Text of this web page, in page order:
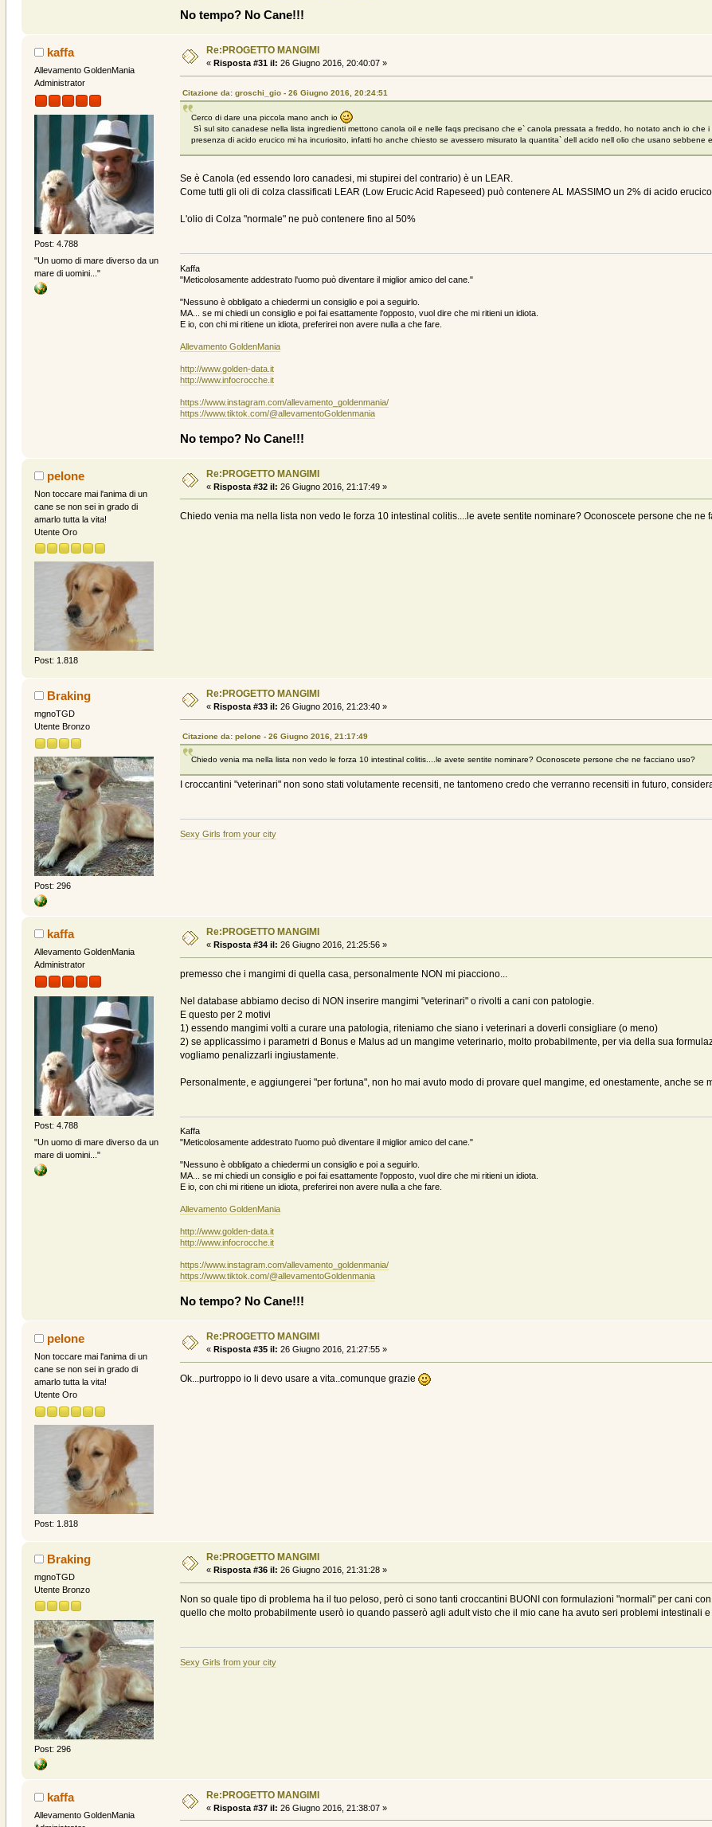
No tempo? No Cane!!!
kaffa
Allevamento GoldenMania
Administrator
Post: 4.788
"Un uomo di mare diverso da un
mare di uomini..."
Re:PROGETTO MANGIMI
« Risposta #31 il: 26 Giugno 2016, 20:40:07 »
Citazione da: groschi_gio - 26 Giugno 2016, 20:24:51
Cerco di dare una piccola mano anch io
Sì sul sito canadese nella lista ingredienti mettono canola oil e nelle faqs precisano che e` canola pressata a freddo, ho notato anch io che
presenza di acido erucico mi ha incuriosito, infatti ho anche chiesto se avessero misurato la quantita` dell acido nell olio che usano sebbene
Se è Canola (ed essendo loro canadesi, mi stupirei del contrario) è un LEAR.
Come tutti gli oli di colza classificati LEAR (Low Erucic Acid Rapeseed) può contenere AL MASSIMO un 2% di acido
L'olio di Colza "normale" ne può contenere fino al 50%
Kaffa
"Meticolosamente addestrato l'uomo può diventare il miglior amico del cane."
"Nessuno è obbligato a chiedermi un consiglio e poi a seguirlo.
MA... se mi chiedi un consiglio e poi fai esattamente l'opposto, vuol dire che mi ritieni un idiota.
E io, con chi mi ritiene un idiota, preferirei non avere nulla a che fare.
Allevamento GoldenMania
http://www.golden-data.it
http://www.infocrocche.it
https://www.instagram.com/allevamento_goldenmania/
https://www.tiktok.com/@allevamentoGoldenmania
No tempo? No Cane!!!
pelone
Non toccare mai l'anima di un
cane se non sei in grado di
amarlo tutta la vita!
Utente Oro
Post: 1.818
Re:PROGETTO MANGIMI
« Risposta #32 il: 26 Giugno 2016, 21:17:49 »
Chiedo venia ma nella lista non vedo le forza 10 intestinal colitis....le avete sentite nominare? Oconoscete persone che ne
Braking
mgnoTGD
Utente Bronzo
Post: 296
Re:PROGETTO MANGIMI
« Risposta #33 il: 26 Giugno 2016, 21:23:40 »
Citazione da: pelone - 26 Giugno 2016, 21:17:49
Chiedo venia ma nella lista non vedo le forza 10 intestinal colitis....le avete sentite nominare? Oconoscete persone che ne facciano uso?
I croccantini "veterinari" non sono stati volutamente recensiti, ne tantomeno credo che verranno recensiti in futuro,
Sexy Girls from your city
kaffa
Allevamento GoldenMania
Administrator
Post: 4.788
"Un uomo di mare diverso da un
mare di uomini..."
Re:PROGETTO MANGIMI
« Risposta #34 il: 26 Giugno 2016, 21:25:56 »
premesso che i mangimi di quella casa, personalmente NON mi piacciono...
Nel database abbiamo deciso di NON inserire mangimi "veterinari" o rivolti a cani con patologie.
E questo per 2 motivi
1) essendo mangimi volti a curare una patologia, riteniamo che siano i veterinari a doverli consigliare (o meno)
2) se applicassimo i parametri d Bonus e Malus ad un mangime veterinario, molto probabilmente, per via della sua
vogliamo penalizzarli ingiustamente.
Personalmente, e aggiungerei "per fortuna", non ho mai avuto modo di provare quel mangime, ed onestamente, anche se
Kaffa
"Meticolosamente addestrato l'uomo può diventare il miglior amico del cane."
"Nessuno è obbligato a chiedermi un consiglio e poi a seguirlo.
MA... se mi chiedi un consiglio e poi fai esattamente l'opposto, vuol dire che mi ritieni un idiota.
E io, con chi mi ritiene un idiota, preferirei non avere nulla a che fare.
Allevamento GoldenMania
http://www.golden-data.it
http://www.infocrocche.it
https://www.instagram.com/allevamento_goldenmania/
https://www.tiktok.com/@allevamentoGoldenmania
No tempo? No Cane!!!
pelone
Non toccare mai l'anima di un
cane se non sei in grado di
amarlo tutta la vita!
Utente Oro
Post: 1.818
Re:PROGETTO MANGIMI
« Risposta #35 il: 26 Giugno 2016, 21:27:55 »
Ok...purtroppo io li devo usare a vita..comunque grazie
Braking
mgnoTGD
Utente Bronzo
Post: 296
Re:PROGETTO MANGIMI
« Risposta #36 il: 26 Giugno 2016, 21:31:28 »
Non so quale tipo di problema ha il tuo peloso, però ci sono tanti croccantini BUONI con formulazioni "normali" per cani
quello che molto probabilmente userò io quando passerò agli adult visto che il mio cane ha avuto seri problemi intestinali
Sexy Girls from your city
kaffa
Allevamento GoldenMania
Re:PROGETTO MANGIMI
« Risposta #37 il: 26 Giugno 2016, 21:38:07 »